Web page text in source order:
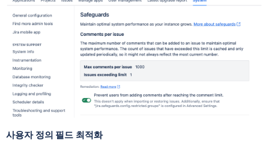
사용자 정의 필드 최적화